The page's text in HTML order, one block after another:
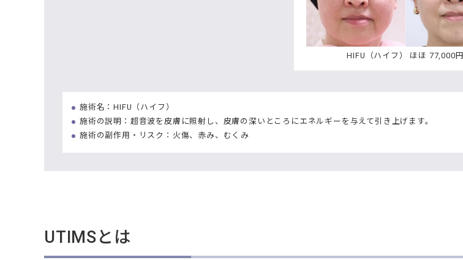
HIFU（ハイフ） ほほ 77,000円
施術名：HIFU（ハイフ）
施術の説明：超音波を皮膚に照射し、皮膚の深いところにエネルギーを与えて引き上げます。
施術の副作用・リスク：火傷、赤み、むくみ
UTIMSとは